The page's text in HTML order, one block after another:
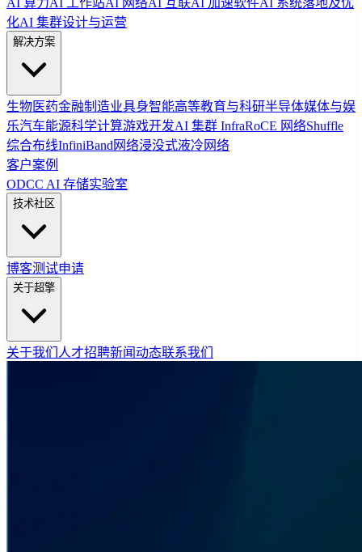
AI 算力AI 工作站AI 网络AI 互联AI 加速软件AI 系统落地及优
化AI 集群设计与运营
解决方案
生物医药金融制造业具身智能高等教育与科研半导体媒体与娱
乐汽车能源科学计算游戏开发AI 集群 InfraRoCE 网络Shuffle
综合布线InfiniBand网络浸没式液冷网络
客户案例
ODCC AI 存储实验室
技术社区
博客测试申请
关于超擎
关于我们 人才招聘新闻动态联系我们